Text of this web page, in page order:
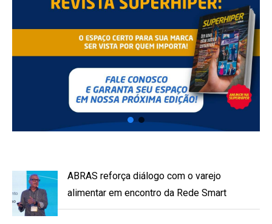
ABRAS reforça diálogo com o varejo
alimentar em encontro da Rede Smart